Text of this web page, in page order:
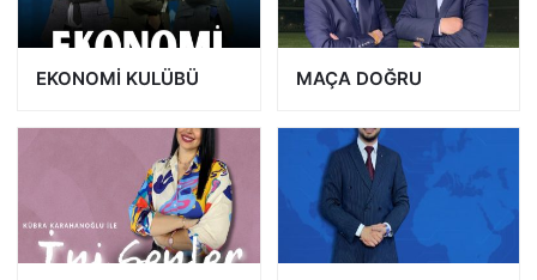
EKONOMİ KULÜBÜ MAÇA DOĞRU